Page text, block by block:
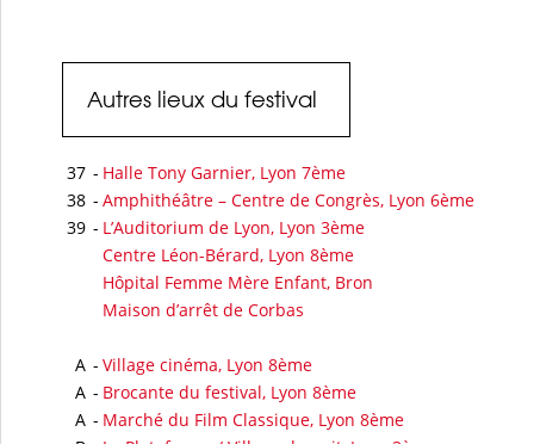
Autres lieux du festival
37 - Halle Tony Garnier, Lyon 7ème
38 - Amphithéâtre – Centre de Congrès, Lyon 6ème
39 - L’Auditorium de Lyon, Lyon 3ème
Centre Léon-Bérard, Lyon 8ème
Hôpital Femme Mère Enfant, Bron
Maison d’arrêt de Corbas
A - Village cinéma, Lyon 8ème
A - Brocante du festival, Lyon 8ème
A - Marché du Film Classique, Lyon 8ème